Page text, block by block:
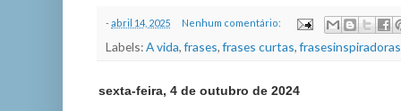
-abril 14, 2025 Nenhum comentário:
Labels:A vida,frases,frases curtas,frasesinspiradoras
sexta-feira, 4 de outubro de 2024